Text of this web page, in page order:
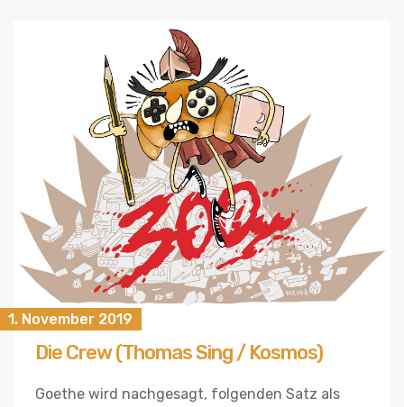
1. November 2019
Die Crew (Thomas Sing / Kosmos)
Goethe wird nachgesagt, folgenden Satz als